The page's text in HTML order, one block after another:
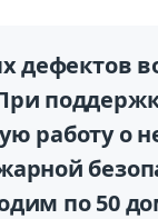
дефектов
работу о
по 50